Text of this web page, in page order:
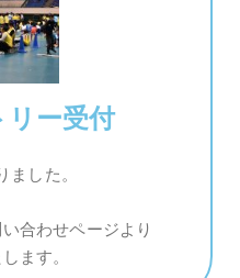
リー受付
ました。
合わせページより
ます。